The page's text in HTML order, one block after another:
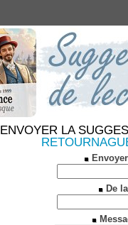
ENVOYER LA
De